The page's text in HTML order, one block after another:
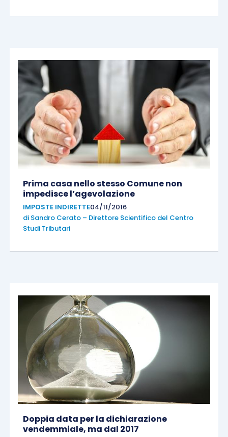
Prima casa nello stesso Comune non
impedisce l’agevolazione
IMPOSTE INDIRETTE04/11/2016
di Sandro Cerato – Direttore Scientifico del Centro
Studi Tributari
Doppia data per la dichiarazione
vendemmiale, ma dal 2017